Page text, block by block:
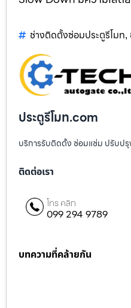
ช่างติดตั้งซ่อมประตูรีโมท,
ประตูรีโมท.com
บริการรับติดตั้ง ซ่อมแซ่ม ปรับปรุ
ติดต่อเรา
โทร คลิก
099 294 9789
บทความที่คล้ายกัน